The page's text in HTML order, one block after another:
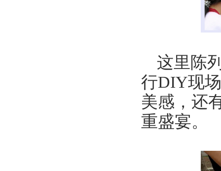
这里陈
行DIY现
美感，还
重盛宴。